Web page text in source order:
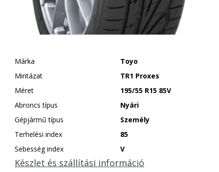
Márka
Toyo
Mintázat
TR1 Proxes
Méret
195/55 R15 85V
Abroncs típus
Nyári
Gépjármű típus
Személy
Terhelési index
85
Sebesség index
V
Készlet és szállítási információ